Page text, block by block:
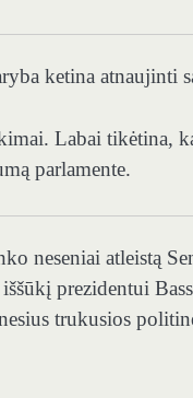
ketina atnaujinti
Labai tikėtina,
parlamente.
neseniai atleistą
prezidentui
trukusios